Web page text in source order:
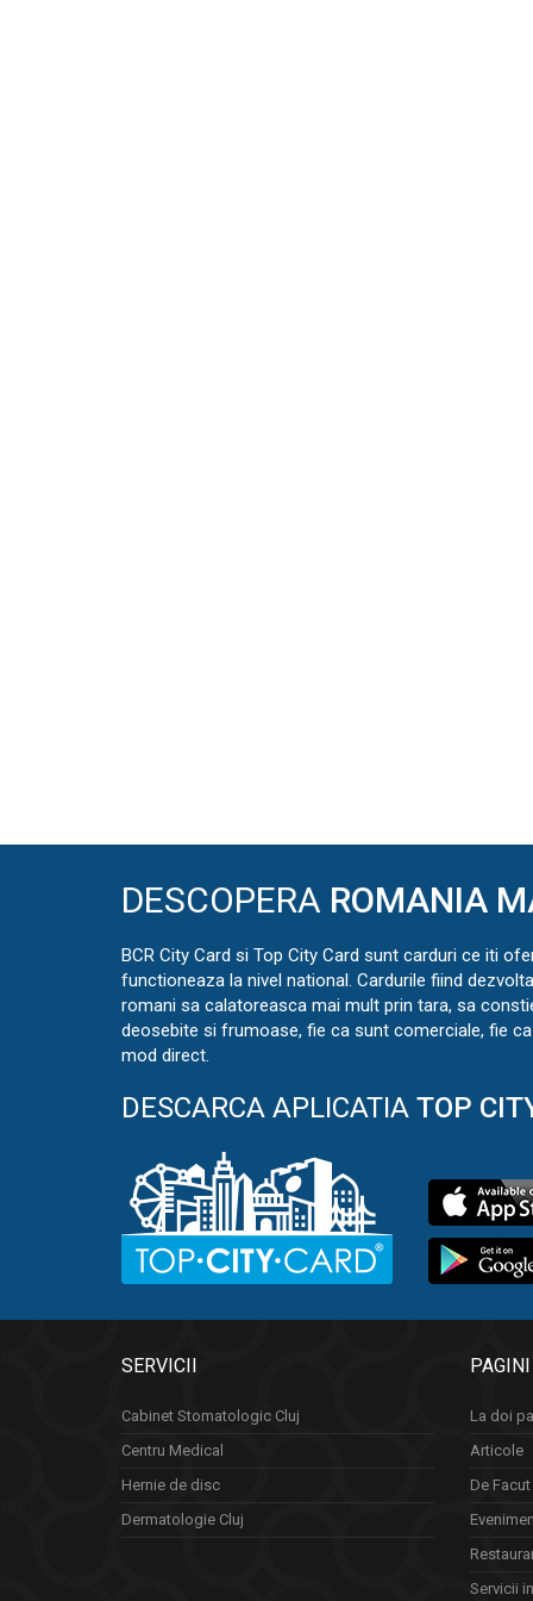
DESCOPERA ROMANIA
BCR City Card si Top City Card sunt carduri ce iti
functioneaza la nivel national. Cardurile fiind
romani sa calatoreasca mai mult prin tara, sa
deosebite si frumoase, fie ca sunt comerciale, fie
mod direct.
DESCARCA APLICATIA TOP
SERVICII
Cabinet Stomatologic Cluj
Centru Medical
Hernie de disc
Dermatologie Cluj
PAGINI
La doi
Articole
De
Servicii